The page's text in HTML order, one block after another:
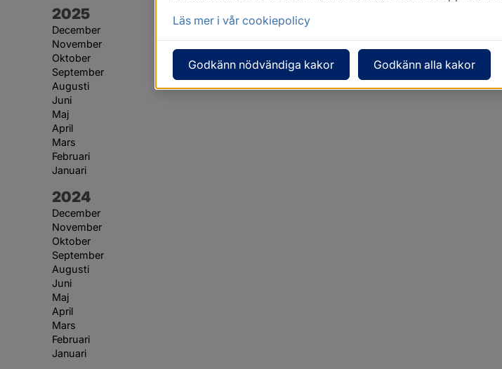
År:
2025
December
November
Oktober
September
Augusti
Juni
Maj
April
Mars
Februari
Januari
År:
2024
December
November
Oktober
September
Augusti
Juni
Maj
April
Mars
Februari
Januari
Läs mer i vår cookiepolicy
Godkänn nödvändiga kakor Godkänn alla kakor